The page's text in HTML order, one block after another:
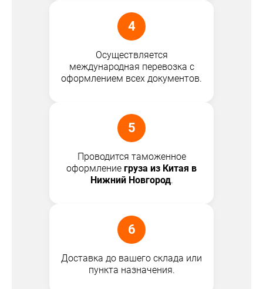
4
Осуществляется
международная перевозка с
оформлением всех документов.
5
Проводится таможенное
оформление груза из Китая в
Нижний Новгород.
6
Доставка до вашего склада или
пункта назначения.